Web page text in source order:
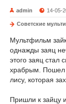
admin 14-05-
Советские
Мультфильм
однажды заяц
этого заяц стал
храбрым. Пошел
лису, которая
Пришли к зайцу